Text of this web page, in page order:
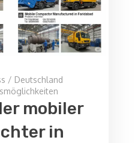
/ Deutschland
mobiler
in